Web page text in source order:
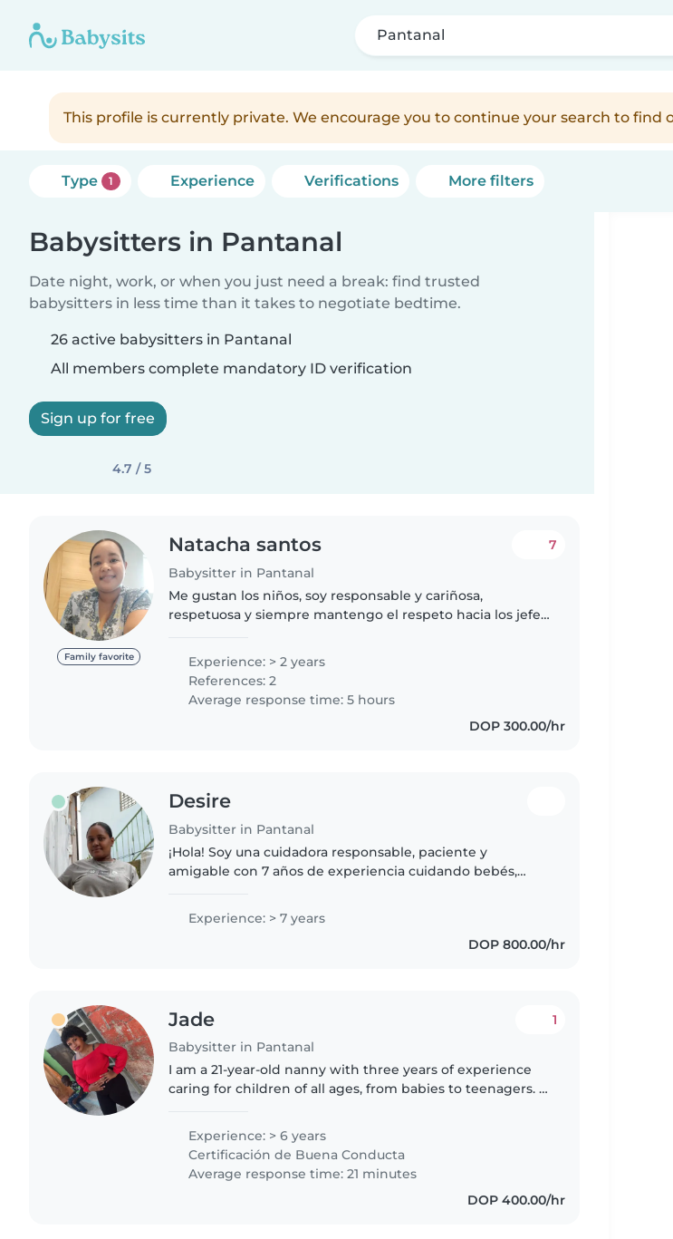
Pantanal
This profile is currently private. We encourage you to continue your search to
Type 1 Experience Verifications More filters
Babysitters in Pantanal
Date night, work, or when you just need a break: find trusted
babysitters in less time than it takes to negotiate bedtime.
26 active babysitters in Pantanal
All members complete mandatory ID verification
Sign up for free
4.7 / 5
Family favorite
Natacha santos
Babysitter in Pantanal
7
Me gustan los niños, soy responsable y cariñosa,
respetuosa y siempre mantengo el respeto hacia los jefe
juegos que sean de..
Experience: > 2 years
References: 2
Average response time: 5 hours
DOP 300.00/hr
Desire
Babysitter in Pantanal
¡Hola! Soy una cuidadora responsable, paciente y
amigable con 7 años de experiencia cuidando bebés,
Experience: > 7 years
DOP 800.00/hr
Jade
Babysitter in Pantanal
1
I am a 21-year-old nanny with three years of experience
caring for children of all ages, from babies to teenagers. I
Experience: > 6 years
Certificación de Buena Conducta
Average response time: 21 minutes
DOP 400.00/hr